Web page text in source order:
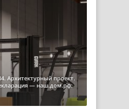
Архитектурный проект.
— наш.дом.рф.